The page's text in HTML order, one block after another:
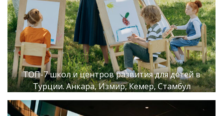
ТОП-7 школ и центров развития для детей в
Турции. Анкара, Измир, Кемер, Стамбул